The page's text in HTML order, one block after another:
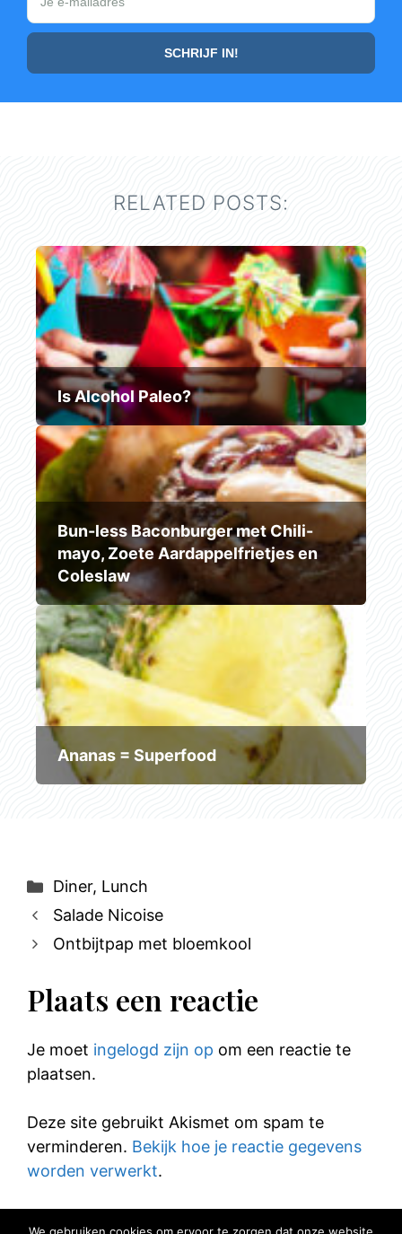
RELATED POSTS:
Is Alcohol Paleo?
Bun-less Baconburger met Chili-
mayo, Zoete Aardappelfrietjes en
Coleslaw
Ananas = Superfood
Categorieën
Diner, Lunch
Salade Nicoise
Ontbijtpap met bloemkool
Plaats een reactie
Je moet ingelogd zijn op om een reactie te
plaatsen.
Deze site gebruikt Akismet om spam te
verminderen. Bekijk hoe je reactie gegevens
worden verwerkt.